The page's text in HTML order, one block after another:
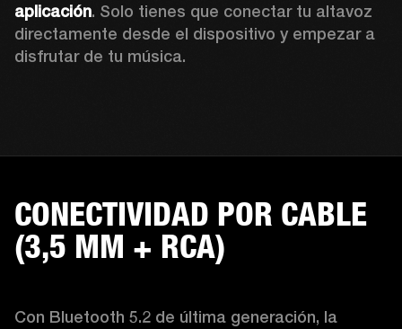
aplicación. Solo tienes que conectar tu altavoz
directamente desde el dispositivo y empezar a
disfrutar de tu música.
CONECTIVIDAD POR CABLE
(3,5 MM + RCA)
Con Bluetooth 5.2 de última generación, la